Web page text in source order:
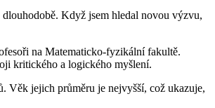
dlouhodobě. Když jsem hledal novou výzvu,
na Matematicko-fyzikální fakultě.
kritického a logického myšlení.
Věk jejich průměru je nejvyšší, což ukazuje,